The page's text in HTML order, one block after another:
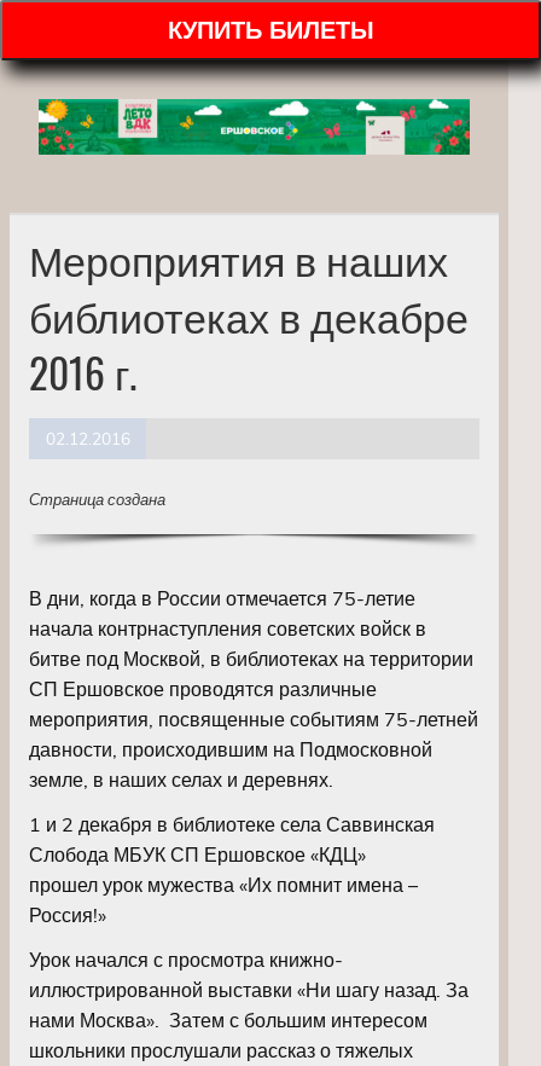
КУПИТЬ БИЛЕТЫ
Мероприятия в наших
библиотеках в декабре
2016 г.
02.12.2016
Страница создана
В дни, когда в России отмечается 75-летие
начала контрнаступления советских войск в
битве под Москвой, в библиотеках на территории
СП Ершовское проводятся различные
мероприятия, посвященные событиям 75-летней
давности, происходившим на Подмосковной
земле, в наших селах и деревнях.
1 и 2 декабря в библиотеке села Саввинская
Слобода МБУК СП Ершовское «КДЦ»
прошел урок мужества «Их помнит имена –
Россия!»
Урок начался с просмотра книжно-
иллюстрированной выставки «Ни шагу назад. За
нами Москва». Затем с большим интересом
школьники прослушали рассказ о тяжелых